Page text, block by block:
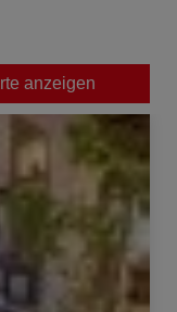
anzeigen
m²